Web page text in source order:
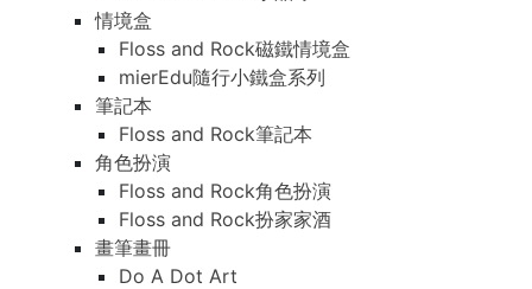
情境盒
Floss and Rock磁鐵情境盒
mierEdu隨行小鐵盒系列
筆記本
Floss and Rock筆記本
角色扮演
Floss and Rock角色扮演
Floss and Rock扮家家酒
畫筆畫冊
Do A Dot Art